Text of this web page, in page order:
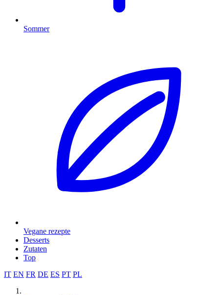
Sommer
Vegane rezepte
Desserts
Zutaten
Top
IT EN FR DE ES PT PL